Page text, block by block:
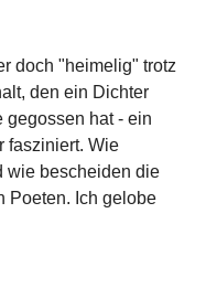
doch "heimelig" trotz
den ein Dichter
gegossen hat - ein
fasziniert. Wie
wie bescheiden die
Poeten. Ich gelobe